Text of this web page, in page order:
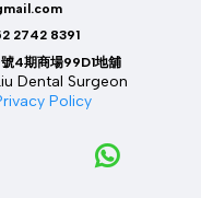
2742 8391
4期商場99D1地舖
Dental Surgeon
Policy